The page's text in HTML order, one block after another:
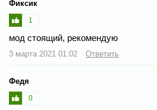
Фиксик
1
мод стоящий, рекомендую
3 марта 2021 01:02 Ответить
Федя
0